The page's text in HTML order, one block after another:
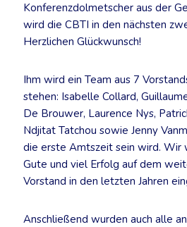
Konferenzdolmetscher aus der
wird die CBTI in den nächsten
Herzlichen Glückwunsch!
Ihm wird ein Team aus 7
stehen: Isabelle Collard,
De Brouwer, Laurence Nys,
Ndjitat Tatchou sowie Jenny
die erste Amtszeit sein wird. Wir
Gute und viel Erfolg auf dem
Vorstand in den letzten Jahren
Anschließend wurden auch alle